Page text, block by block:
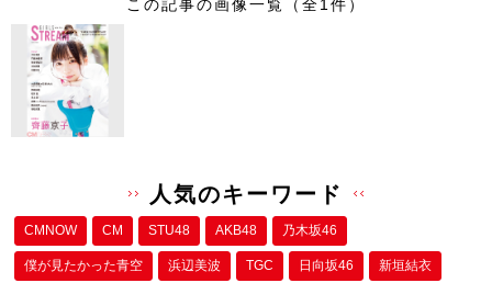
この記事の画像一覧（全1件）
人気のキーワード
CMNOW CM STU48 AKB48 乃木坂46
僕が⾒たかった⻘空 浜辺美波 TGC 日向坂46 新垣結衣